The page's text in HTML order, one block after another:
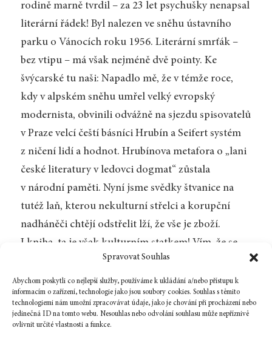
Spravovat Souhlas
Abychom poskytli co nejlepší služby, používáme k ukládání a/nebo přístupu k
informacím o zařízení, technologie jako jsou soubory cookies. Souhlas s těmito
technologiemi nám umožní zpracovávat údaje, jako je chování při procházení nebo
jedinečná ID na tomto webu. Nesouhlas nebo odvolání souhlasu může nepříznivě
ovlivnit určité vlastnosti a funkce.
rodině marně tvrdil – za 23 let psychušky nenapsal
literární řádek! Byl nalezen ve sněhu ústavního
parku o Vánocích roku 1956. Literární smrťák –
bez vtipu – má však nejméně dvě pointy. Ke
švýcarské tu naši: Napadlo mě, že v témže roce,
kdy v alpském sněhu umřel velký evropský
modernista, obvinili odvážně na sjezdu spisovatelů
v Praze velcí čeští básníci Hrubín a Seifert systém
z ničení lidí a hodnot. Hrubínova metafora o „lani
české literatury v ledovci dogmat“ zůstala
v národní paměti. Nyní jsme svědky štvanice na
tutéž laň, kterou nekulturní střelci a korupční
nadháněči chtějí odstřelit lží, že vše je zboží.
I kniha, ta je však kulturním statkem! Vím, že se
bráníme a že srovnání s totalitou kulhá – nejde
nám o život. Nebo už ano?